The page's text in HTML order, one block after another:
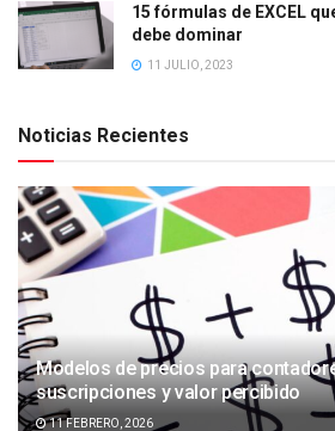
15 fórmulas de EXCEL
debe dominar
11 JULIO, 2023
Noticias Recientes
Modelos de precios para
suscripciones y valor percibido
11 FEBRERO, 2026